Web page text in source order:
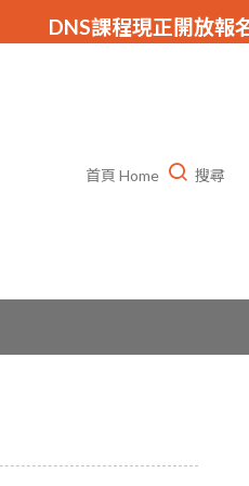
DNS課程現正開放報名，
首頁 Home 搜尋